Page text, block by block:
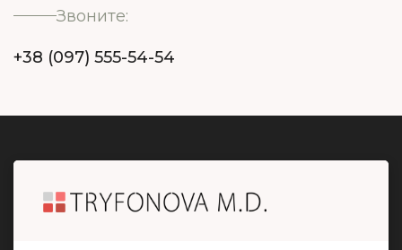
Звоните:
+38 (097) 555-54-54